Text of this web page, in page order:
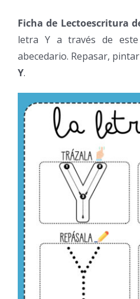
Ficha de Lectoescritura
letra Y a través de este
abecedario. Repasar,
Y.